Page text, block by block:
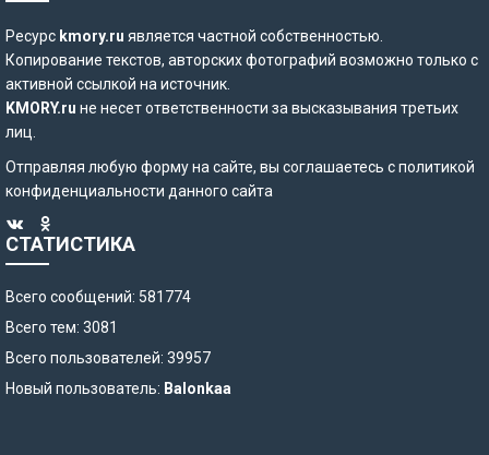
Ресурс kmory.ru является частной собственностью.
Копирование текстов, авторских фотографий возможно только с
активной ссылкой на источник.
KMORY.ru не несет ответственности за высказывания третьих
лиц.
Отправляя любую форму на сайте, вы соглашаетесь сполитикой
конфиденциальности данного сайта
СТАТИСТИКА
Всего сообщений: 581774
Всего тем: 3081
Всего пользователей: 39957
Новый пользователь: Balonkaa